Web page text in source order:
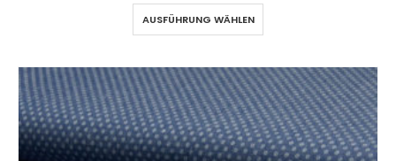
AUSFÜHRUNG WÄHLEN